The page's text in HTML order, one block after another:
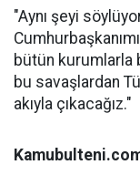
"Aynı şeyi
bütün kurumlarla
bu savaşlardan
akıyla çıkacağız."